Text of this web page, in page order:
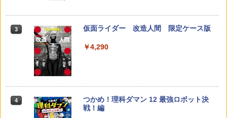
3 先生のためのGoogle AI完全攻略図鑑
￥-
4 子どもが変わる魔法の言葉
【くもん出版公式特別セット】くもん出
版(KUMON PUBLISHING) くもんの日本
￥4,046
3 仮面ライダー 改造人間 限定ケース版
￥4,290
4
つかめ！理科ダマン 12 最強ロボット決
戦！編